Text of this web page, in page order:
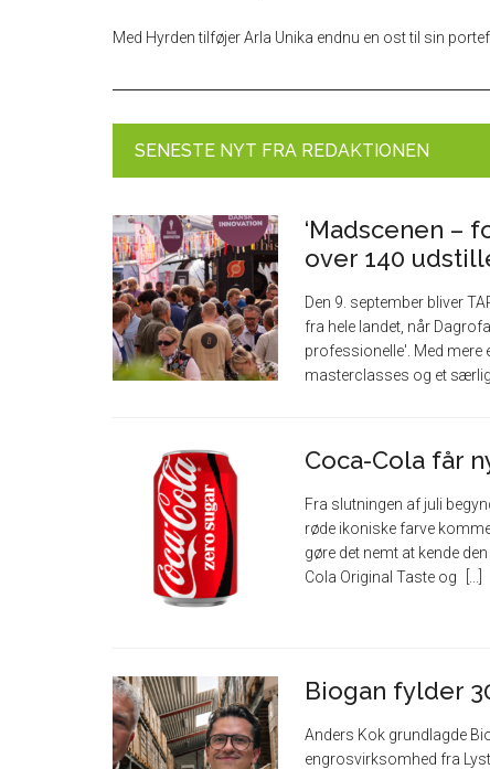
Med Hyrden tilføjer Arla Unika endnu en ost til sin
SENESTE NYT FRA REDAKTIONEN
‘Madscenen –
over 140
Den 9. september bliver
fra hele landet, når
professionelle'. Med mere
masterclasses og et
Coca-Cola får
Fra slutningen af juli
røde ikoniske farve
gøre det nemt at kende
Cola Original Taste og
Biogan fylder
Anders Kok grundlagde
engrosvirksomhed fra